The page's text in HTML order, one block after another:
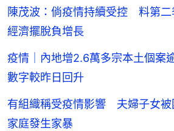
陳茂波：倘疫情持續受控 料第
經濟擺脫負增長
疫情｜內地增2.6萬多宗本土個
數字較昨日回升
有組織稱受疫情影響 夫婦子女
家庭發生家暴